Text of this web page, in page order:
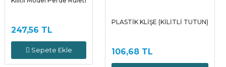
247,56 TL
Sepete Ekle
PLASTİK KLİŞE (KİLİTLİ TUTUN)
106,68 TL